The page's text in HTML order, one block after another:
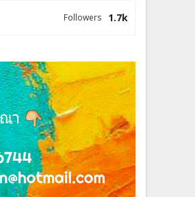
1.7k
Followers